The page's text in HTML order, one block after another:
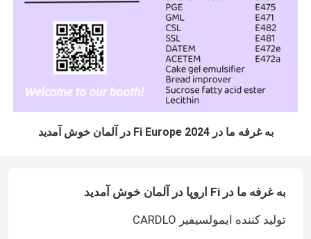
به غرفه ما در Fi Europe 2024 در آلمان خوش آمدید
به غرفه ما در Fi اروپا در آلمان خوش آمدید
تولید کننده ایمولسیفیر CARDLO